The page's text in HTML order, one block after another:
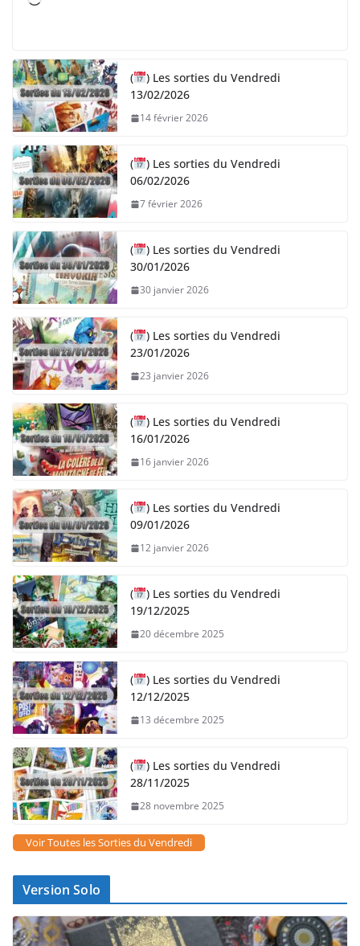
r
g
e
m
n
t
…
(
) Les sorties du Vendredi
13/02/2026
14 février 2026
(
) Les sorties du Vendredi
06/02/2026
7 février 2026
(
) Les sorties du Vendredi
30/01/2026
30 janvier 2026
(
) Les sorties du Vendredi
23/01/2026
23 janvier 2026
(
) Les sorties du Vendredi
16/01/2026
16 janvier 2026
(
) Les sorties du Vendredi
09/01/2026
12 janvier 2026
(
) Les sorties du Vendredi
19/12/2025
20 décembre 2025
(
) Les sorties du Vendredi
12/12/2025
13 décembre 2025
(
) Les sorties du Vendredi
28/11/2025
28 novembre 2025
Voir Toutes les Sorties du Vendredi
Version Solo